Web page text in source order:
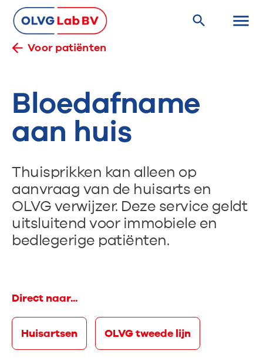
Voor patiënten
Bloedafname
aan huis
Thuisprikken kan alleen op
aanvraag van de huisarts en
OLVG verwijzer. Deze service geldt
uitsluitend voor immobiele en
bedlegerige patiënten.
Direct naar...
Huisartsen OLVG tweede lijn